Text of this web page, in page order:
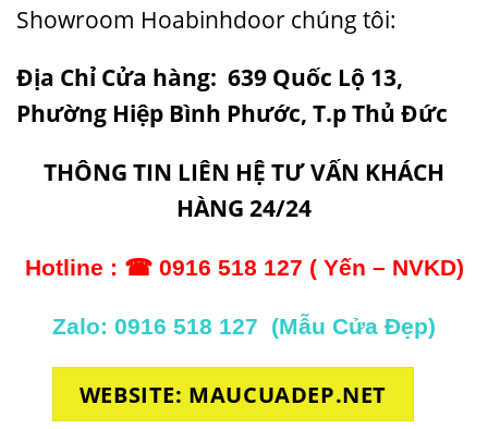
Showroom Hoabinhdoor chúng tôi:
Địa Chỉ Cửa hàng: 639 Quốc Lộ 13,
Phường Hiệp Bình Phước, T.p Thủ Đức
THÔNG TIN LIÊN HỆ TƯ VẤN KHÁCH
HÀNG 24/24
Hotline : ☎ 0916 518 127 ( Yến – NVKD)
Zalo: 0916 518 127 (Mẫu Cửa Đẹp)
WEBSITE: MAUCUADEP.NET